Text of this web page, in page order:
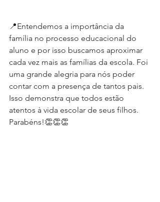
📍Entendemos a importância da
família no processo educacional do
aluno e por isso buscamos aproximar
cada vez mais as famílias da escola. Foi
uma grande alegria para nós poder
contar com a presença de tantos pais.
Isso demonstra que todos estão
atentos à vida escolar de seus filhos.
Parabéns!👏👏👏